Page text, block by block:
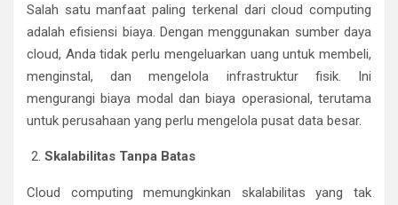
Salah satu manfaat paling terkenal dari cloud computing
adalah efisiensi biaya. Dengan menggunakan sumber daya
cloud, Anda tidak perlu mengeluarkan uang untuk membeli,
menginstal, dan mengelola infrastruktur fisik. Ini
mengurangi biaya modal dan biaya operasional, terutama
untuk perusahaan yang perlu mengelola pusat data besar.
Skalabilitas Tanpa Batas
Cloud computing memungkinkan skalabilitas yang tak